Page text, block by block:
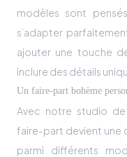
modèles sont
s’adapter
ajouter une touche
inclure des détails
Un faire-part bohème
Avec notre studio de
faire-part devient une
parmi différents